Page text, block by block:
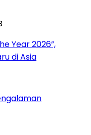
Year 2026”,
di Asia